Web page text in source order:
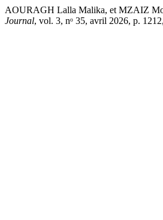
AOURAGH Lalla Malika, et MZAIZ
Journal, vol. 3, nᵒ 35, avril 2026, p.